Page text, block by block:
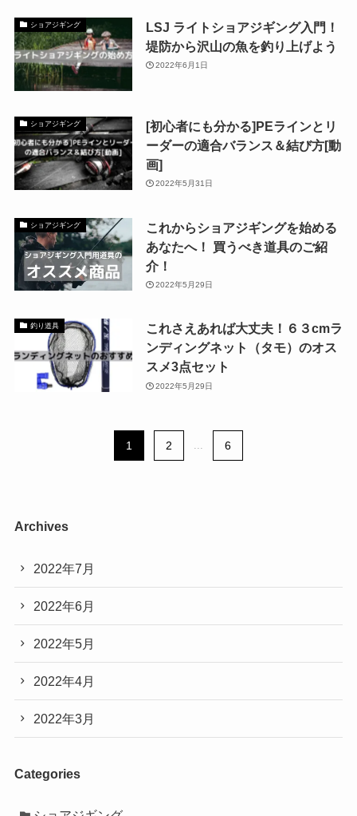
ショアジギング
LSJ ライトショアジギング入門！
堤防から沢山の魚を釣り上げよう
2022年6月1日
ショアジギング
[初心者にも分かる]PEラインとリ
ーダーの適合バランス＆結び方[動
画]
2022年5月31日
ショアジギング
これからショアジギングを始める
あなたへ！ 買うべき道具のご紹
介！
2022年5月29日
釣り道具
これさえあれば大丈夫！６３cmラ
ンディングネット（タモ）のオス
スメ3点セット
2022年5月29日
1 2 6
Archives
2022年7月
2022年6月
2022年5月
2022年4月
2022年3月
Categories